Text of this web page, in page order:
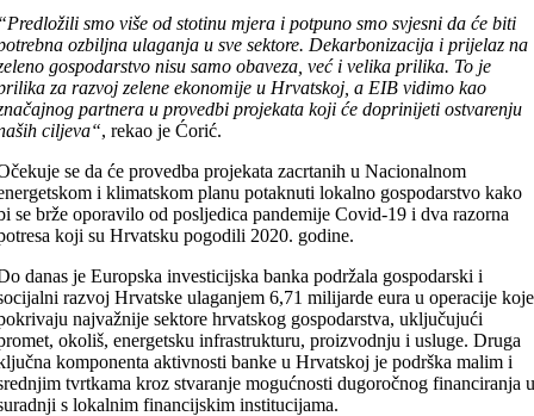
smo više od stotinu mjera i potpuno smo svjesni da će biti
ozbiljna ulaganja u sve sektore. Dekarbonizacija i prijelaz na
gospodarstvo nisu samo obaveza, već i velika prilika. To je
za razvoj zelene ekonomije u Hrvatskoj, a EIB vidimo kao
partnera u provedbi projekata koji će doprinijeti ostvarenju
ciljeva“, rekao je Ćorić.
se da će provedba projekata zacrtanih u Nacionalnom
i klimatskom planu potaknuti lokalno gospodarstvo kako
se brže oporavilo od posljedica pandemije Covid-19 i dva razorna
koji su Hrvatsku pogodili 2020. godine.
danas je Europska investicijska banka podržala gospodarski i
razvoj Hrvatske ulaganjem 6,71 milijarde eura u operacije koje
najvažnije sektore hrvatskog gospodarstva, uključujući
okoliš, energetsku infrastrukturu, proizvodnju i usluge. Druga
komponenta aktivnosti banke u Hrvatskoj je podrška malim i
tvrtkama kroz stvaranje mogućnosti dugoročnog financiranja
s lokalnim financijskim institucijama.